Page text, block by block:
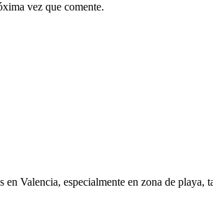
vez que comente.
Valencia, especialmente en zona de playa,